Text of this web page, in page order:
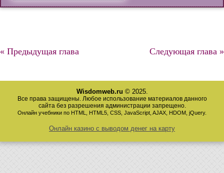
« Предыдущая глава Следующая глава »
Wisdomweb.ru © 2025.
Все права защищены. Любое использование материалов данного
сайта без разрешения администрации запрещено.
Онлайн учебники по HTML, HTML5, CSS, JavaScript, AJAX, HDOM, jQuery.
Онлайн казино с выводом денег на карту